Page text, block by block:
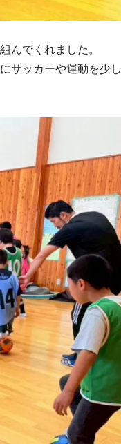
んでくれました。
サッカーや運動を少し